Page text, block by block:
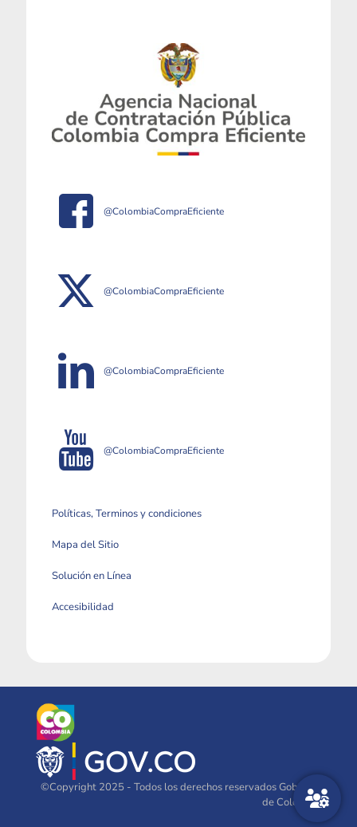
@ColombiaCompraEficiente
@ColombiaCompraEficiente
@ColombiaCompraEficiente
@ColombiaCompraEficiente
Políticas, Terminos y condiciones
Mapa del Sitio
Solución en Línea
Accesibilidad
©Copyright 2025 - Todos los derechos reservados Gobierno
de Colombia